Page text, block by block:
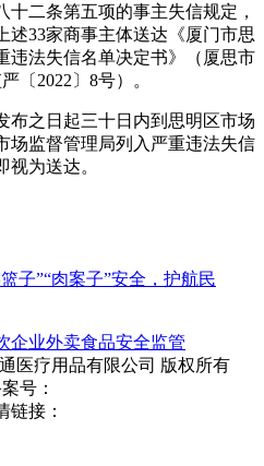
二条第五项的事主失信规定，
述33家商事主体送达《厦门市思
违法失信名单决定书》（厦思市
〔2022〕8号）。
布之日起三十日内到思明区市场
场监督管理局列入严重违法失信
为送达。
子”“肉案子”安全，护航民
企业外卖食品安全监管
医疗用品有限公司 版权所有
号：
链接：